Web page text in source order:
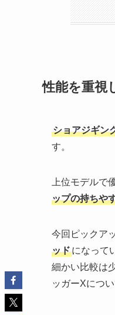
性能を重視
ショアジギン
す。
上位モデルで
ップの持ちや
今回ピックア
ッドになって
細かい比較は
ッガーXにつ